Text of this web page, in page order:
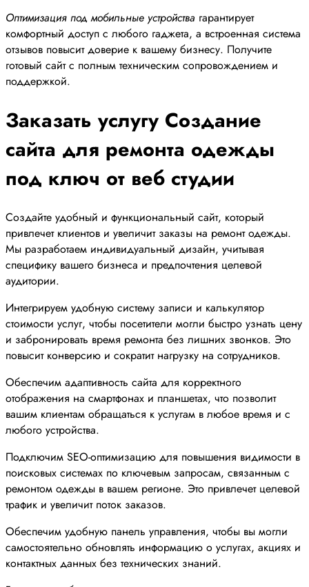
Оптимизация под мобильные устройства гарантирует
комфортный доступ с любого гаджета, а встроенная система
отзывов повысит доверие к вашему бизнесу. Получите
готовый сайт с полным техническим сопровождением и
поддержкой.
Заказать услугу Создание
сайта для ремонта одежды
под ключ от веб студии
Создайте удобный и функциональный сайт, который
привлечет клиентов и увеличит заказы на ремонт одежды.
Мы разработаем индивидуальный дизайн, учитывая
специфику вашего бизнеса и предпочтения целевой
аудитории.
Интегрируем удобную систему записи и калькулятор
стоимости услуг, чтобы посетители могли быстро узнать цену
и забронировать время ремонта без лишних звонков. Это
повысит конверсию и сократит нагрузку на сотрудников.
Обеспечим адаптивность сайта для корректного
отображения на смартфонах и планшетах, что позволит
вашим клиентам обращаться к услугам в любое время и с
любого устройства.
Подключим SEO-оптимизацию для повышения видимости в
поисковых системах по ключевым запросам, связанным с
ремонтом одежды в вашем регионе. Это привлечет целевой
трафик и увеличит поток заказов.
Обеспечим удобную панель управления, чтобы вы могли
самостоятельно обновлять информацию о услугах, акциях и
контактных данных без технических знаний.